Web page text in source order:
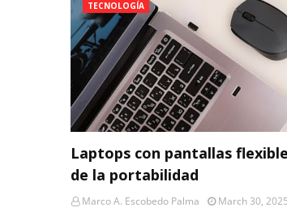
TECNOLOGÍA
Laptops con pantallas
de la portabilidad
Marco A. Escobedo Palma
March 30, 2025